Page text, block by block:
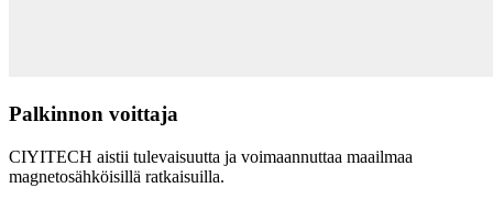
Palkinnon voittaja
CIYITECH aistii tulevaisuutta ja voimaannuttaa maailmaa
magnetosähköisillä ratkaisuilla.